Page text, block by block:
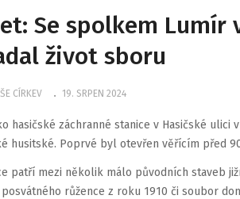
Se spolkem Lumír
život sboru
CÍRKEV 19. SRPEN 2024
hasičské záchranné stanice v Hasičské ulici
husitské. Poprvé byl otevřen věřícím před
patří mezi několik málo původních staveb
růžence z roku 1910 či soubor